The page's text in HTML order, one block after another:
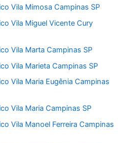
Vila Mimosa Campinas SP
Vila Miguel Vicente Cury
Vila Marta Campinas SP
Vila Marieta Campinas SP
Vila Maria Eugênia Campinas
Vila Maria Campinas SP
Vila Manoel Ferreira Campinas